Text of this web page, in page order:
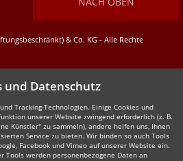
& Co. KG - Alle Rechte
und Datenschutz
Tracking-Technologien. Einige Cookies und
unserer Website zwingend erforderlich (z. B.
Künstler" zu sammeln), andere helfen uns, Ihnen
Service zu bieten. Wir binden so auch Tools
Facebook und Vimeo auf unserer Website ein.
Tools werden personenbezogene Daten an